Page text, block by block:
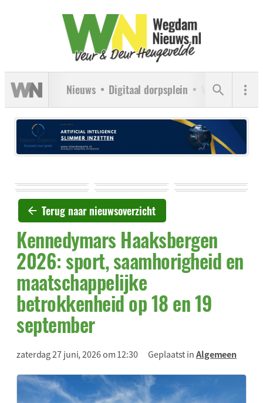
Nieuws Digitaal dorpsplein Verenigingen
Terug naar nieuwsoverzicht
Kennedymars Haaksbergen
2026: sport, saamhorigheid en
maatschappelijke
betrokkenheid op 18 en 19
september
zaterdag 27 juni, 2026 om 12:30 Geplaatst inAlgemeen